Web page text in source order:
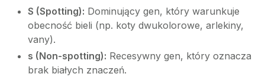
S (Spotting): Dominujący gen, który warunkuje
obecność bieli (np. koty dwukolorowe, arlekiny,
vany).
s (Non-spotting): Recesywny gen, który oznacza
brak białych znaczeń.